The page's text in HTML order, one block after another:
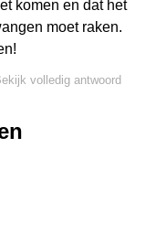
komen en dat het
moet raken.
volledig antwoord